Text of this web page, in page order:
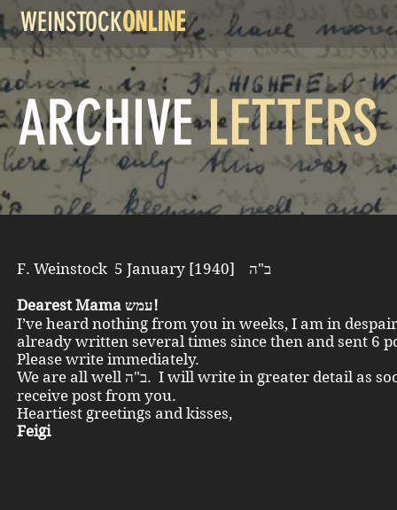
ARCHIVE LETTERS
Dearest Mama עמש!
I’ve heard nothing from you in weeks, I am in
already written several times since then and sent 6
Please write immediately.
We are all well ב"ה. I will write in greater detail as soon as I
receive post from you.
Heartiest greetings and kisses,
Feigi
WEINSTOCKONLINE